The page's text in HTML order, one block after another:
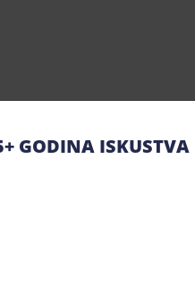
GODINA ISKUSTVA